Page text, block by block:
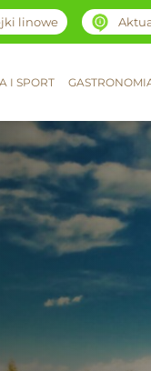
linowe
I SPORT